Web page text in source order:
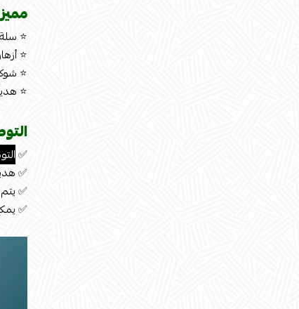
⭐
⭐
⭐
⭐
✅
✅
✅ يتم
✅